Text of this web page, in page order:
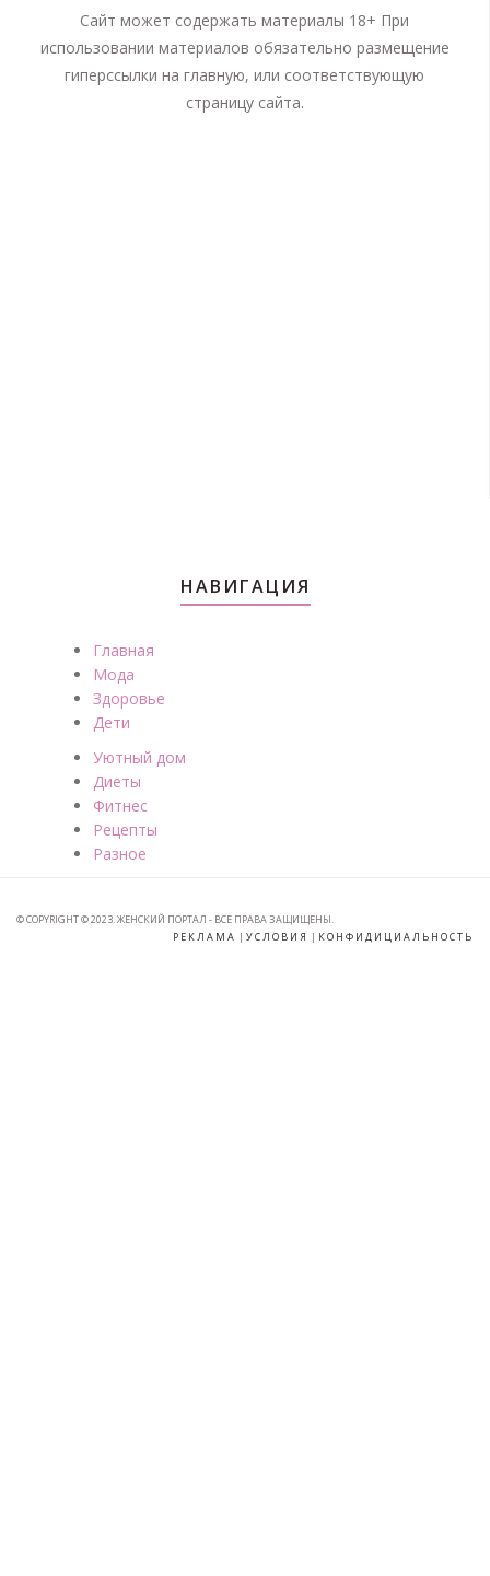
Сайт может содержать материалы 18+ При
использовании материалов обязательно размещение
гиперссылки на главную, или соответствующую
страницу сайта.
НАВИГАЦИЯ
Главная
Мода
Здоровье
Дети
Уютный дом
Диеты
Фитнес
Рецепты
Разное
© COPYRIGHT © 2023. ЖЕНСКИЙ ПОРТАЛ - ВСЕ ПРАВА ЗАЩИЩЕНЫ.
РЕКЛАМА | УСЛОВИЯ | КОНФИДИЦИАЛЬНОСТЬ